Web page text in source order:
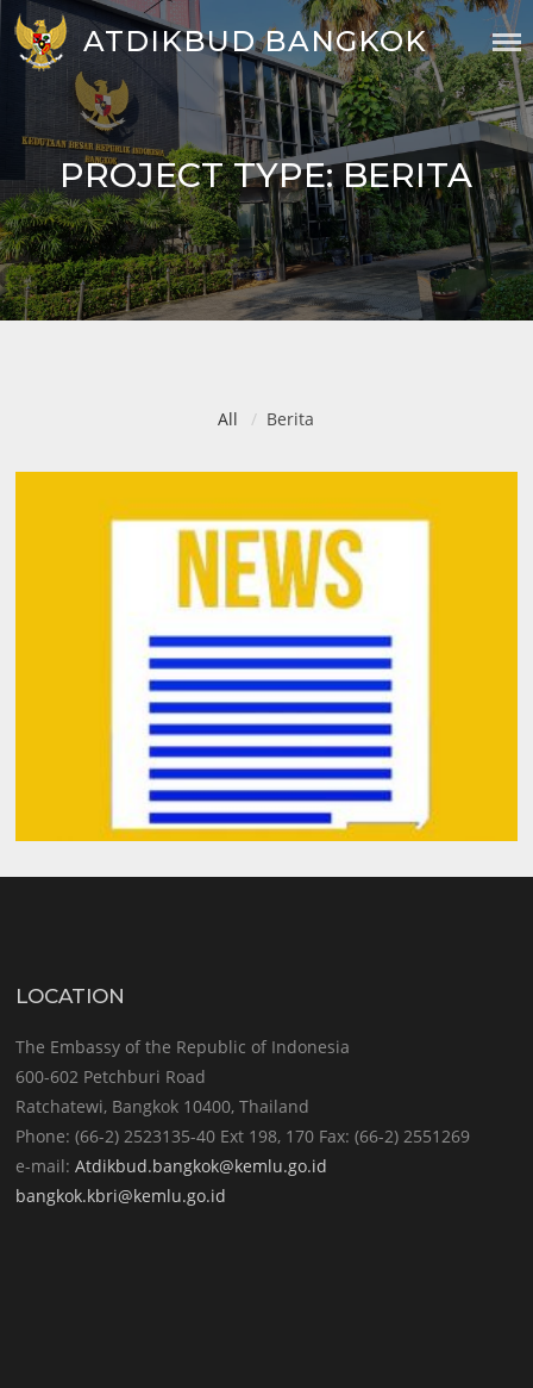
Skip
ATDIKBUD BANGKOK
PROJECT TYPE:BERITA
All Berita
LOCATION
The Embassy of the Republic of Indonesia
600-602 Petchburi Road
Ratchatewi, Bangkok 10400, Thailand
Phone: (66-2) 2523135-40 Ext 198, 170 Fax: (66-2) 2551269
e-mail:Atdikbud.bangkok@kemlu.go.id
bangkok.kbri@kemlu.go.id